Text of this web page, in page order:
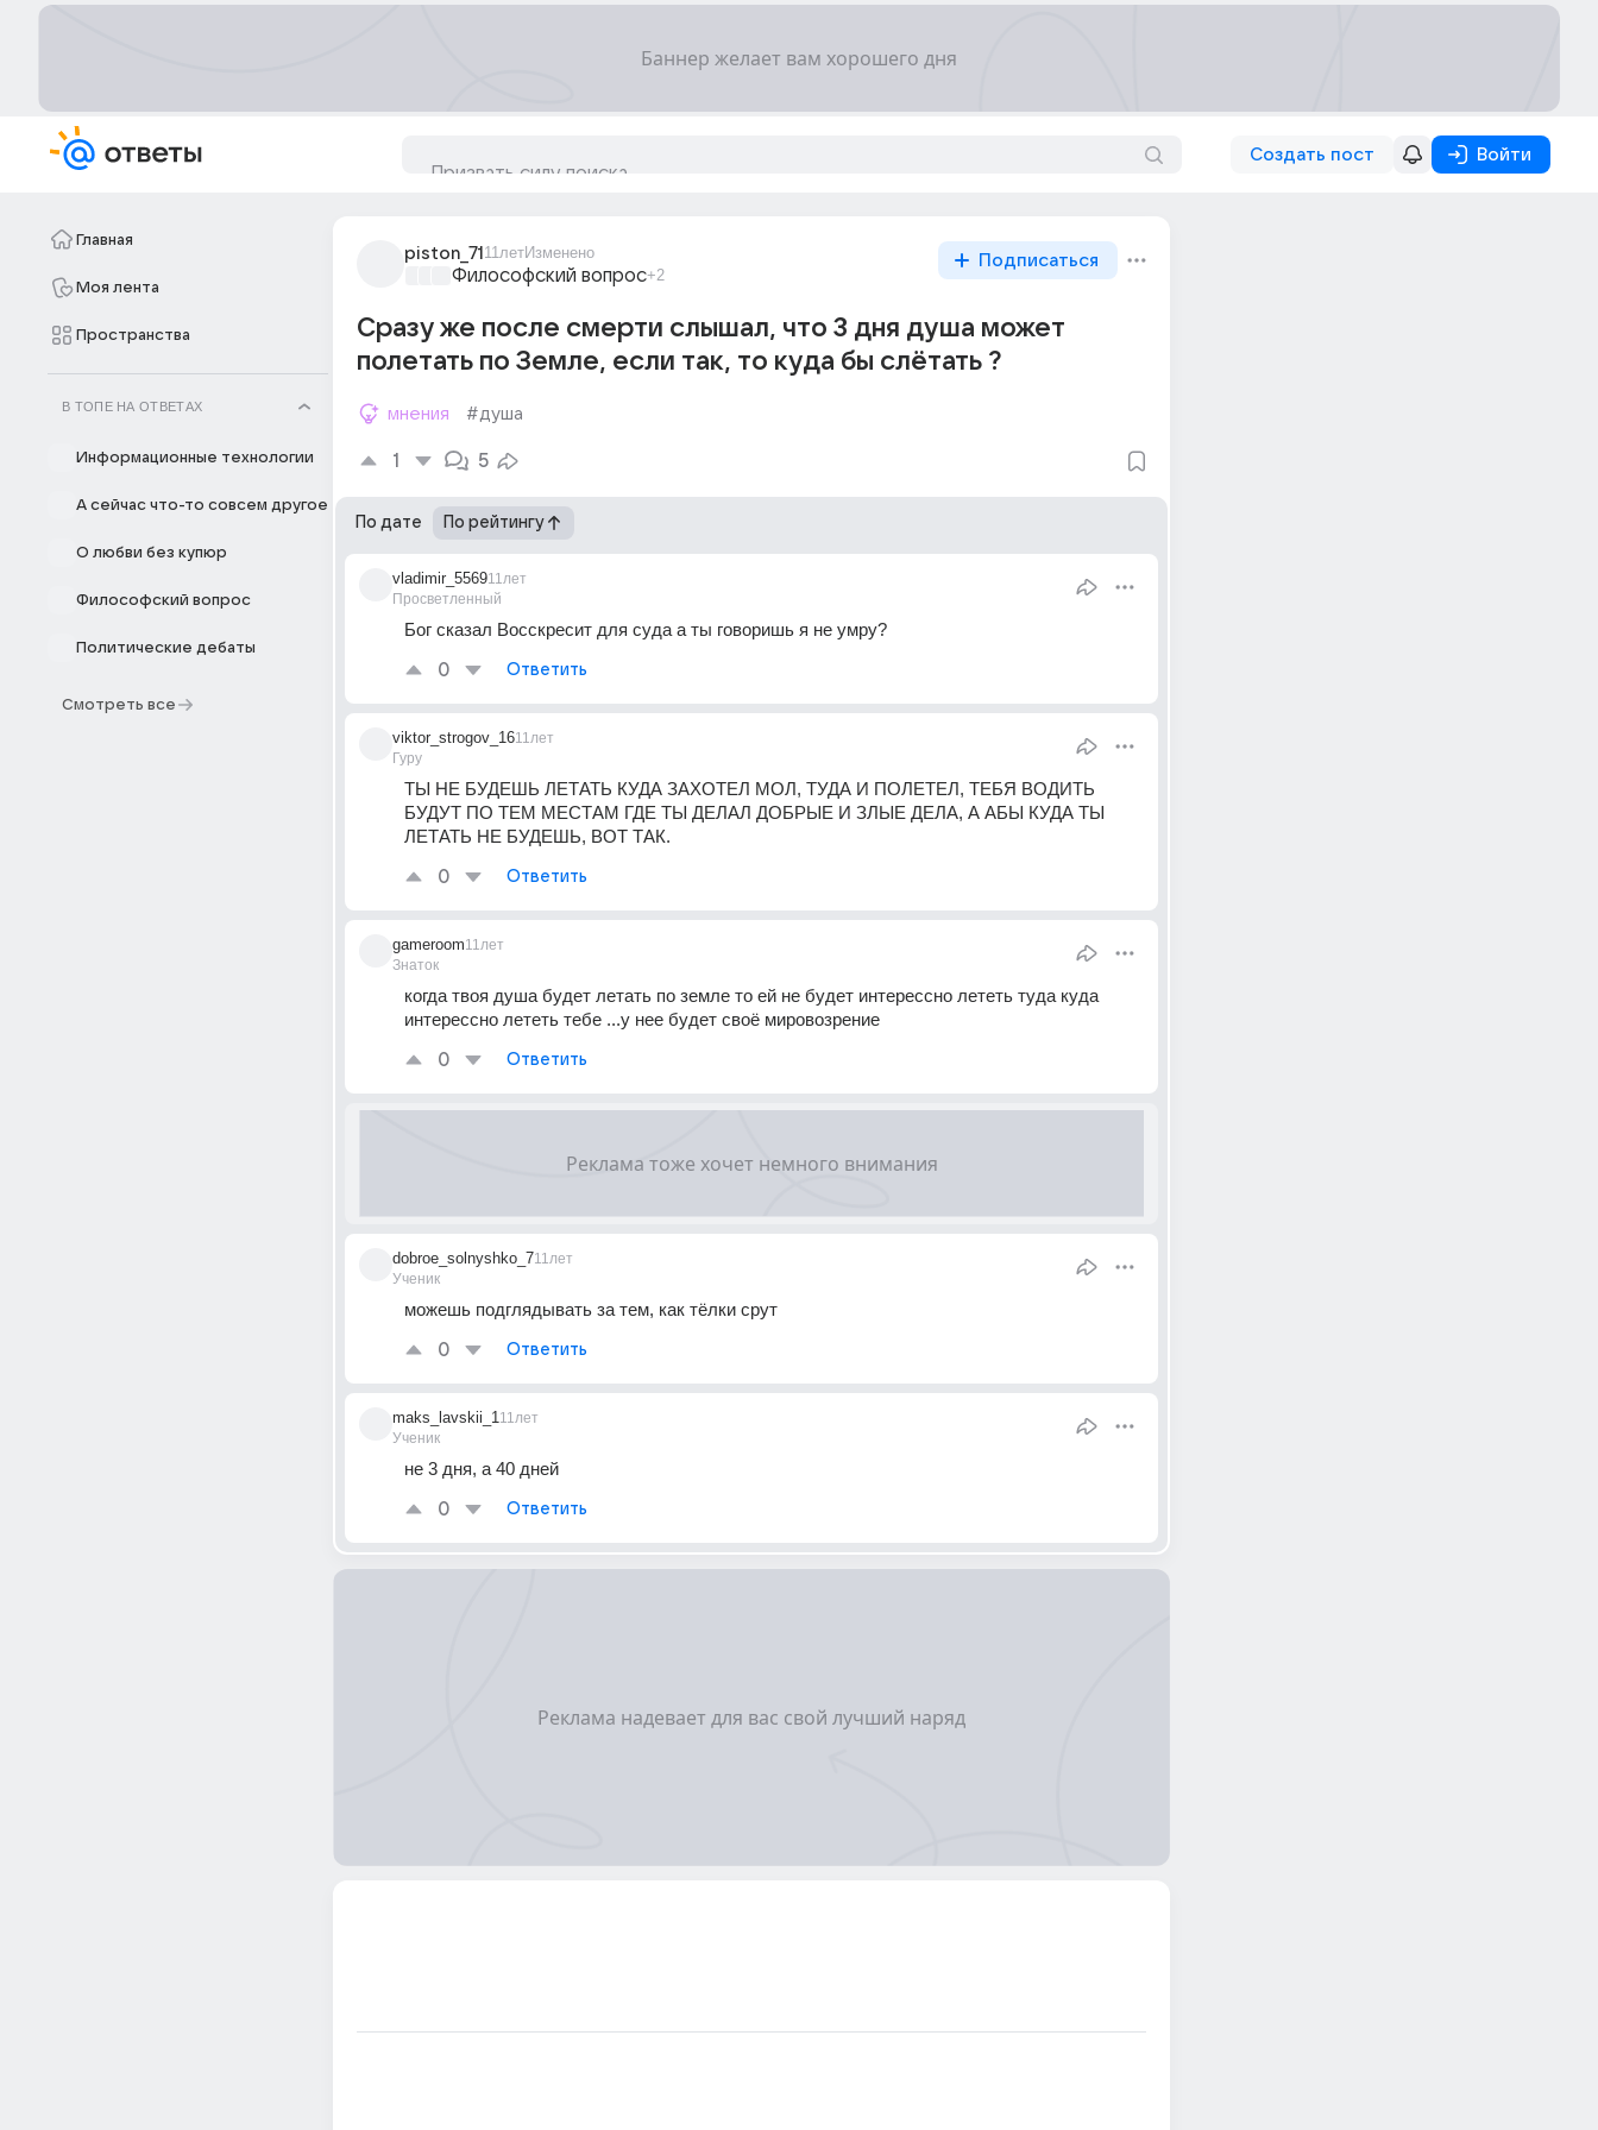
Создать пост Войти
Главная
Моя лента
Пространства
В ТОПЕ НА ОТВЕТАХ
Информационные технологии
А сейчас что-то совсем другое
О любви без купюр
Философский вопрос
Политические дебаты
Смотреть все
piston_71 11летИзменено
Философский вопрос+2
Подписаться
Сразу же после смерти слышал, что 3 дня душа может
полетать по Земле, если так, то куда бы слётать ?
мнения #душа
1 5
По дате По рейтингу
vladimir_5569
Просветленный
11лет
Бог сказал Восскресит для суда а ты говоришь я не умру?
0 Ответить
viktor_strogov_16
Гуру
11лет
ТЫ НЕ БУДЕШЬ ЛЕТАТЬ КУДА ЗАХОТЕЛ МОЛ, ТУДА И ПОЛЕТЕЛ, ТЕБЯ ВОДИТЬ
БУДУТ ПО ТЕМ МЕСТАМ ГДЕ ТЫ ДЕЛАЛ ДОБРЫЕ И ЗЛЫЕ ДЕЛА, А АБЫ КУДА ТЫ
ЛЕТАТЬ НЕ БУДЕШЬ, ВОТ ТАК.
0 Ответить
gameroom
Знаток
11лет
когда твоя душа будет летать по земле то ей не будет интерессно лететь туда куда
интерессно лететь тебе ...у нее будет своё мировозрение
0 Ответить
dobroe_solnyshko_7
Ученик
11лет
можешь подглядывать за тем, как тёлки срут
0 Ответить
maks_lavskii_1
Ученик
11лет
не 3 дня, а 40 дней
0 Ответить